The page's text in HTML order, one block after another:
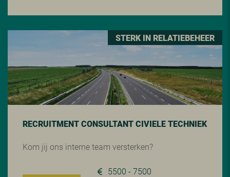
STERK IN RELATIEBEHEER
RECRUITMENT CONSULTANT CIVIELE TECHNIEK
Kom jij ons interne team versterken?
5500 - 7500